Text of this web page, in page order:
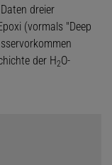
dreier
(vormals "Deep
der H2O-